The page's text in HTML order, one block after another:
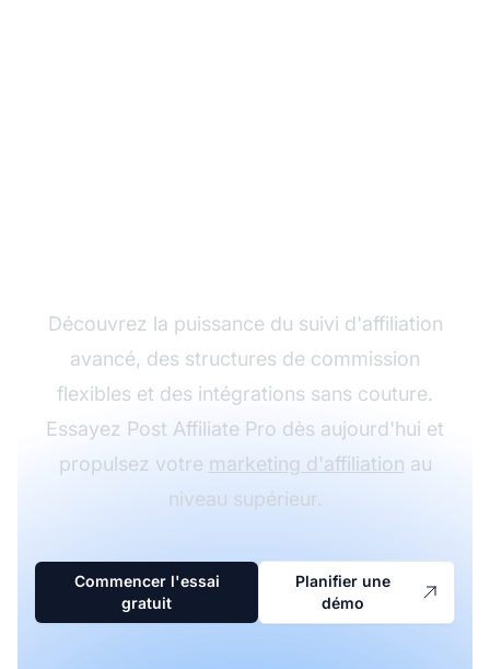
Découvrez la puissance du suivi d'affiliation
avancé, des structures de commission
flexibles et des intégrations sans couture.
Essayez Post Affiliate Pro dès aujourd'hui et
propulsez votre marketing d'affiliation au
niveau supérieur.
Commencer l'essai
gratuit
Planifier une
démo